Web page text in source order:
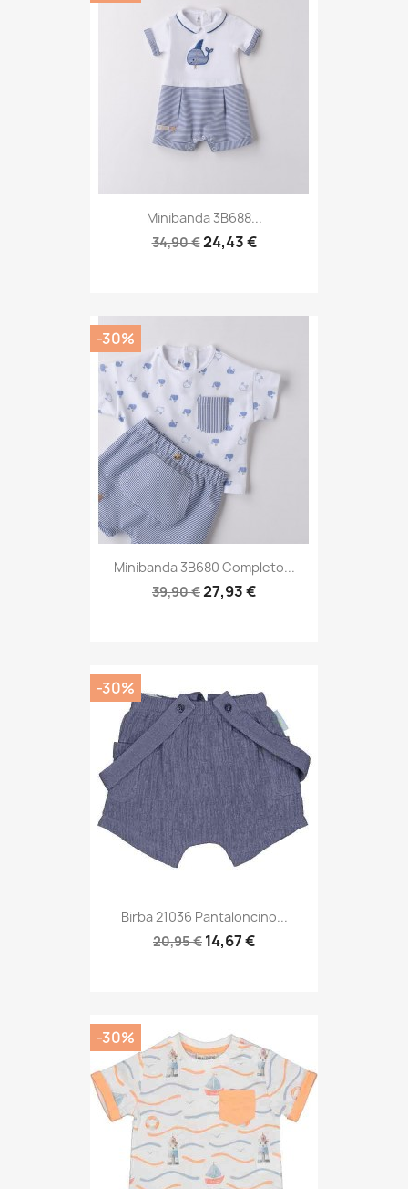
Minibanda 3B688...
34,90 €24,43 €
Minibanda 3B680 Completo...
39,90 €27,93 €
-30%
Birba 21036 Pantaloncino...
20,95 € 14,67 €
-30%
-30%